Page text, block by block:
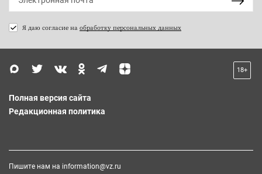
Я даю согласие на обработку персональных данных
18+
Полная версия сайта
Редакционная политика
Пишите нам на information@vz.ru